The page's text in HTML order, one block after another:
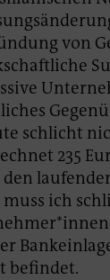
von
schlicht
235
den
muss ich
befindet.